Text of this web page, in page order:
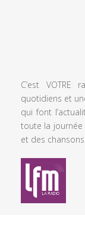
C’est VOTRE
quotidiens et
qui font
toute la journée
et des chansons